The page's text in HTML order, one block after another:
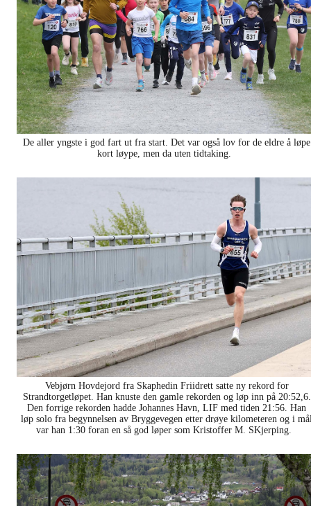
De aller yngste i god fart ut fra start. Det var også lov for de eldre å løpe
kort løype, men da uten tidtaking.
Vebjørn Hovdejord fra Skaphedin Friidrett satte ny rekord for
Strandtorgetløpet. Han knuste den gamle rekorden og løp inn på 20:52,6.
Den forrige rekorden hadde Johannes Havn, LIF med tiden 21:56. Han
løp solo fra begynnelsen av Bryggevegen etter drøye kilometeren og i
var han 1:30 foran en så god løper som Kristoffer M. SKjerping.